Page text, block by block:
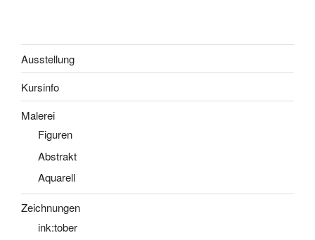
Ausstellung
Kursinfo
Malerei
Figuren
Abstrakt
Aquarell
Zeichnungen
ink:tober